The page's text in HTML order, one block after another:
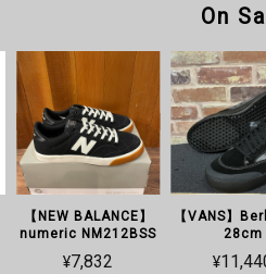
On
【NEW BALANCE】
numeric NM212BSS
¥7,832
【VANS】
28cm